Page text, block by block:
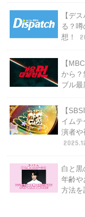
【デ
る？
想！
【
から
ブル最
【
イム
演者や
白と
年齢や
方法を